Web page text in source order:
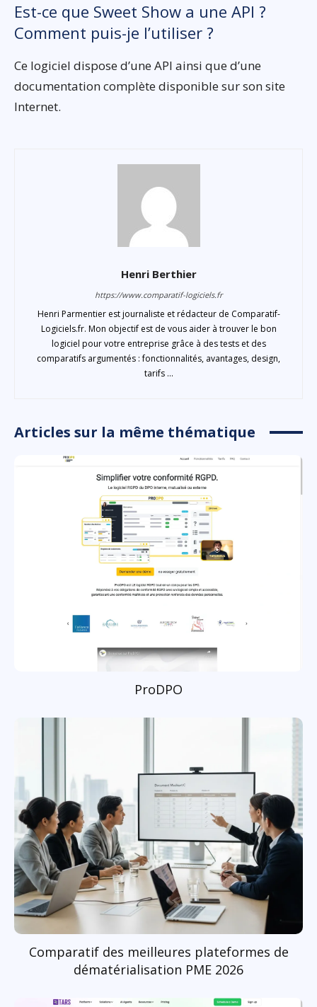
Est-ce que Sweet Show a une API ?
Comment puis-je l’utiliser ?
Ce logiciel dispose d’une API ainsi que d’une
documentation complète disponible sur son site
Internet.
Henri Berthier
https://www.comparatif-logiciels.fr
Henri Parmentier est journaliste et rédacteur de Comparatif-
Logiciels.fr. Mon objectif est de vous aider à trouver le bon
logiciel pour votre entreprise grâce à des tests et des
comparatifs argumentés : fonctionnalités, avantages, design,
tarifs ...
Articles sur la même thématique
ProDPO
Comparatif des meilleures plateformes de
dématérialisation PME 2026